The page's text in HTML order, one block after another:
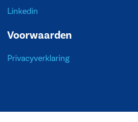
Linkedin
Voorwaarden
Privacyverklaring